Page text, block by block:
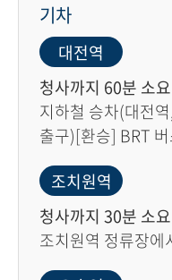
기차
대전역
청사까지 60분 소요
지하철 승차(대전
출구)[환승] BRT
조치원역
청사까지 30분 소요
조치원역 정류장